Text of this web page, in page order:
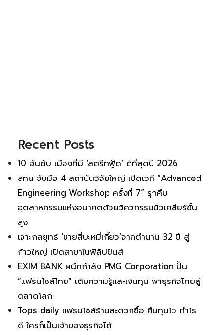
Recent Posts
10 อันดับ เมืองที่มี ‘สตรีทฟู้ด’ ดีที่สุดปี 2026
สทน จับมือ 4 สถาบันวิจัยใหญ่ เปิดเวที “Advanced
Engineering Workshop ครั้งที่ 7” รุกคืบ
อุตสาหกรรมแห่งอนาคตด้วยวิศวกรรมนิวเคลียร์ขั้น
สูง
เจาะกลยุทธ์ ‘ชายสี่บะหมี่เกี๊ยว’จากตำนาน 32 ปี สู่
ก้าวใหญ่ เปิดสาขาในฟิลิปปินส์
EXIM BANK ผนึกกำลัง PMG Corporation ปั้น
“แฟรนไชส์ไทย” เติมความรู้และเงินทุน พาธุรกิจไทยสู่
ตลาดโลก
Tops daily แฟรนไชส์ร้านสะดวกซื้อ คืนทุนไว กำไร
ดี ใครก็เป็นเจ้าของธุรกิจได้